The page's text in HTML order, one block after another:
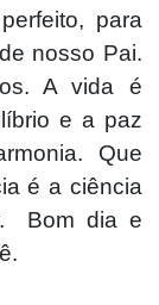
para
nosso Pai.
A vida é
e a paz
Que
é a ciência
Bom dia e